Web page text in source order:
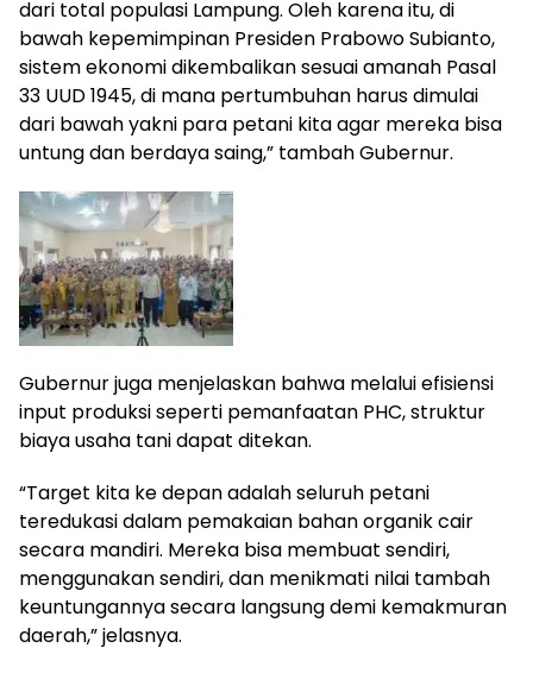
dari total populasi Lampung. Oleh karena itu, di
bawah kepemimpinan Presiden Prabowo Subianto,
sistem ekonomi dikembalikan sesuai amanah Pasal
33 UUD 1945, di mana pertumbuhan harus dimulai
dari bawah yakni para petani kita agar mereka bisa
untung dan berdaya saing,” tambah Gubernur.
Gubernur juga menjelaskan bahwa melalui efisiensi
input produksi seperti pemanfaatan PHC, struktur
biaya usaha tani dapat ditekan.
“Target kita ke depan adalah seluruh petani
teredukasi dalam pemakaian bahan organik cair
secara mandiri. Mereka bisa membuat sendiri,
menggunakan sendiri, dan menikmati nilai tambah
keuntungannya secara langsung demi kemakmuran
daerah,” jelasnya.